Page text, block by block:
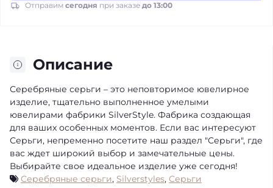
Отправим сегодня при заказе до 13:00
Описание
Серебряные серьги – это неповторимое ювелирное
изделие, тщательно выполненное умелыми
ювелирами фабрики SilverStyle. Фабрика создающая
для ваших особенных моментов. Если вас интересуют
Серьги, непременно посетите наш раздел "Серьги", где
вас ждет широкий выбор и замечательные цены.
Выбирайте свое идеальное изделие уже сегодня!
Серебряные серьги, Silverstyles, Серьги